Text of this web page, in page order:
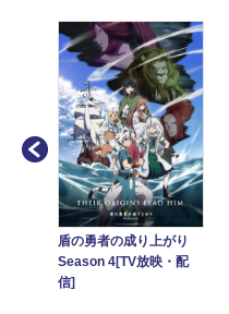
盾の勇者の成り上がり
Season 4[TV放映・配
信]